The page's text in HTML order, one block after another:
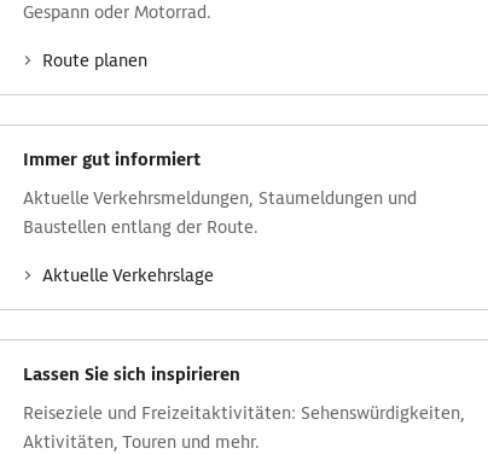
Gespann oder Motorrad.
Route planen
Immer gut informiert
Aktuelle Verkehrs­meldungen, Stau­meldungen und
Baustellen entlang der Route.
Aktuelle Verkehrs­lage
Lassen Sie sich inspirieren
Reise­ziele und Freizeit­aktivitäten: Sehens­würdig­keiten,
Aktivitäten, Touren und mehr.